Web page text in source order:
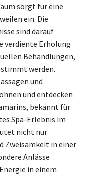
sorgt für eine
ein. Die
sind darauf
verdiente Erholung
Behandlungen,
werden.
und
und entdecken
bekannt für
Spa-Erlebnis im
nicht nur
Zweisamkeit in einer
Anlässe
in einem